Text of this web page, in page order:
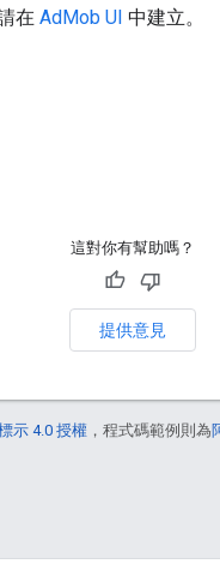
在 AdMob UI 中建立。
這對你有幫助嗎？
提供意見
示 4.0 授權 ，程式碼範例則為